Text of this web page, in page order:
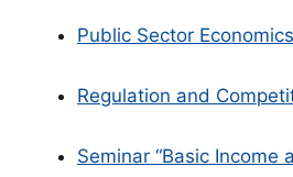
Public Sector Economics
Regulation and
Seminar “Basic Income